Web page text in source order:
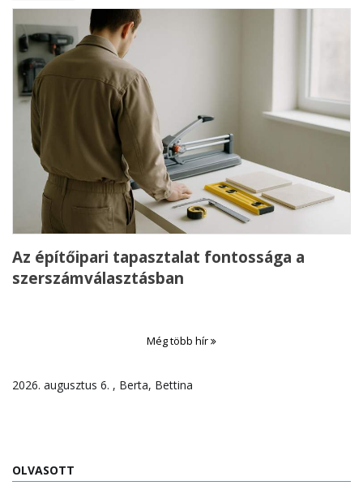
Az építőipari tapasztalat fontossága a
szerszámválasztásban
Még több hír
2026. augusztus 6. , Berta, Bettina
OLVASOTT